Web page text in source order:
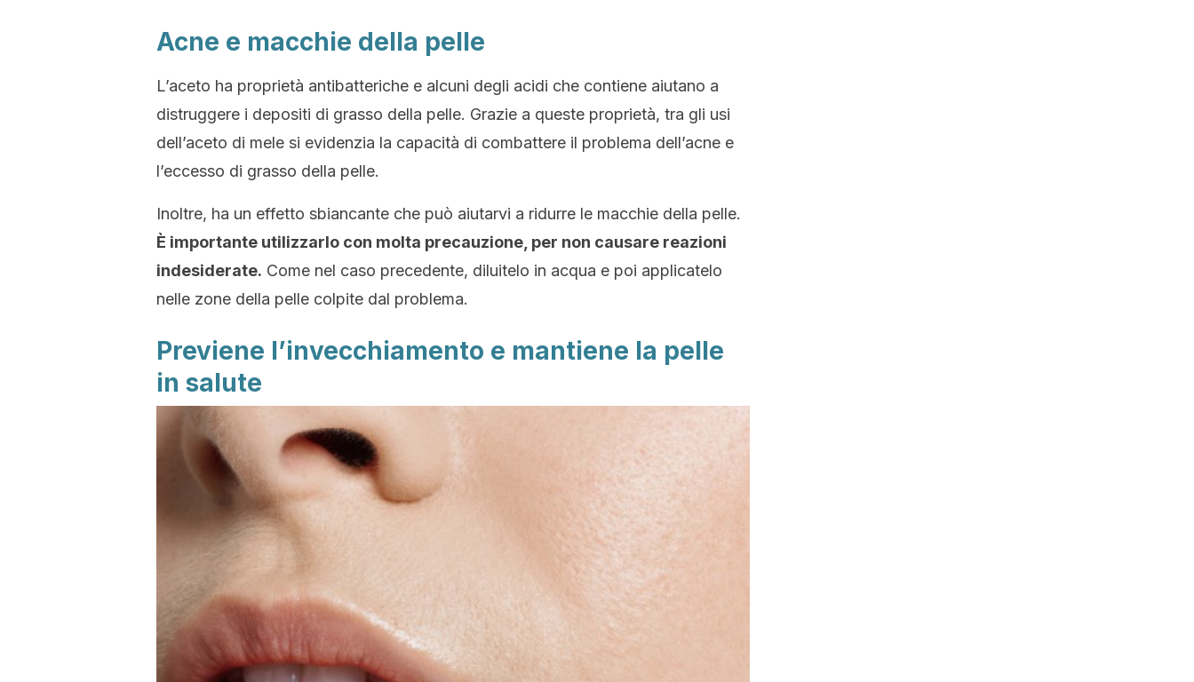
Acne e macchie della pelle
L’aceto ha proprietà antibatteriche e alcuni degli acidi che contiene aiutano a
distruggere i depositi di grasso della pelle. Grazie a queste proprietà, tra gli usi
dell’aceto di mele si evidenzia la capacità di combattere il problema dell’acne e
l’eccesso di grasso della pelle.
Inoltre, ha un effetto sbiancante che può aiutarvi a ridurre le macchie della pelle.
È importante utilizzarlo con molta precauzione, per non causare reazioni
indesiderate. Come nel caso precedente, diluitelo in acqua e poi applicatelo
nelle zone della pelle colpite dal problema.
Previene l’invecchiamento e mantiene la pelle
in salute